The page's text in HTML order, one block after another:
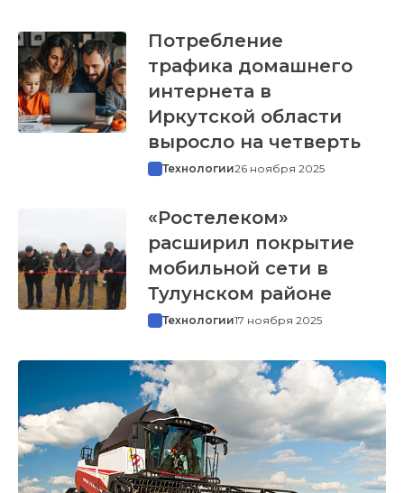
Потребление
трафика домашнего
интернета в
Иркутской области
выросло на четверть
Технологии26 ноября 2025
«Ростелеком»
расширил покрытие
мобильной сети в
Тулунском районе
Технологии17 ноября 2025